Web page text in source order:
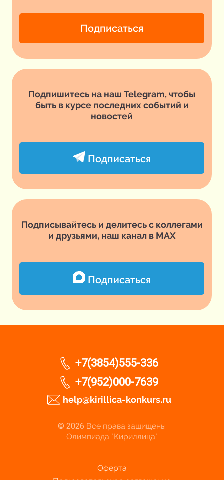
Подписаться
Подпишитесь на наш Telegram, чтобы
быть в курсе последних событий и
новостей
Подписаться
Подписывайтесь и делитесь с коллегами
и друзьями, наш канал в MAX
Подписаться
+7(3854)555-336
+7(952)000-7639
help@kirillica-konkurs.ru
© 2026 Все права защищены
Олимпиада "Кириллица"
Оферта